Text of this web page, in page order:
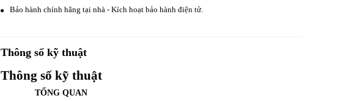
Bảo hành chính hãng tại nhà - Kích hoạt bảo hành điện tử.
Thông số kỹ thuật
Thông số kỹ thuật
TỔNG QUAN